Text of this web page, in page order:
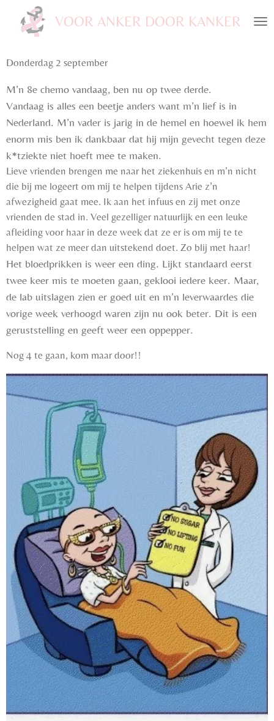
direct
de
VOOR ANKER DOOR KANKER
Donderdag 2 september
M’n 8e chemo vandaag, ben nu op twee derde.
Vandaag is alles een beetje anders want m’n lief is in
Nederland. M’n vader is jarig in de hemel en hoewel ik hem
enorm mis ben ik dankbaar dat hij mijn gevecht tegen deze
k*tziekte niet hoeft mee te maken.
Lieve vrienden brengen me naar het ziekenhuis en m’n nicht
die bij me logeert om mij te helpen tijdens Arie z’n
afwezigheid gaat mee. Ik aan het infuus en zij met onze
vrienden de stad in. Veel gezelliger natuurlijk en een leuke
afleiding voor haar in deze week dat ze er is om mij te te
helpen wat ze meer dan uitstekend doet. Zo blij met haar!
Het bloedprikken is weer een ding. Lijkt standaard eerst
twee keer mis te moeten gaan, geklooi iedere keer. Maar,
de lab uitslagen zien er goed uit en m’n leverwaardes die
vorige week verhoogd waren zijn nu ook beter. Dit is een
geruststelling en geeft weer een oppepper.
Nog 4 te gaan, kom maar door!!